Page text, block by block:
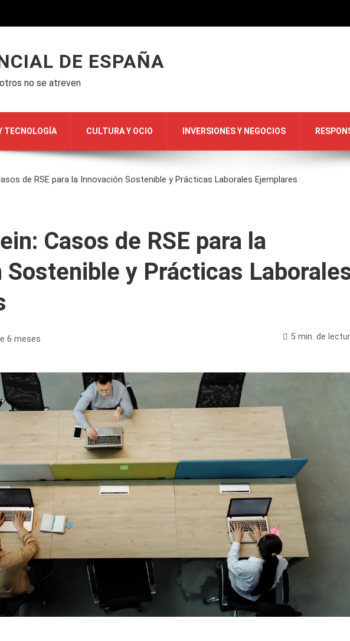
DE ESPAÑA
no se atreven
TECNOLOGÍA CULTURA Y OCIO INVERSIONES Y NEGOCIOS
de RSE para la Innovación Sostenible y Prácticas Laborales Ejemplares
Casos de RSE para la
Sostenible y Prácticas
6 meses 5 min. de